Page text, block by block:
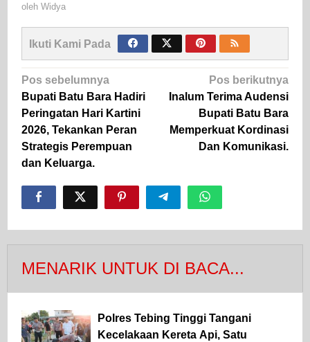
oleh Widya
Ikuti Kami Pada
Navigasi
pos
Pos sebelumnya
Bupati Batu Bara Hadiri
Peringatan Hari Kartini
2026, Tekankan Peran
Strategis Perempuan
dan Keluarga.
Pos berikutnya
Inalum Terima Audensi
Bupati Batu Bara
Memperkuat Kordinasi
Dan Komunikasi.
MENARIK UNTUK DI BACA...
Polres Tebing Tinggi Tangani
Kecelakaan Kereta Api, Satu